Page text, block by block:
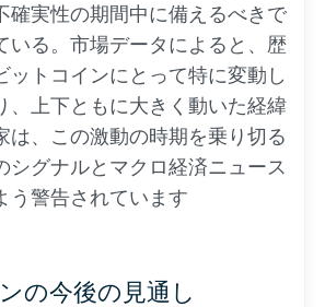
確実性の期間中に備えるべきで
いる。市場データによると、歴
ットコインにとって特に変動し
、上下ともに大きく動いた経緯
は、この激動の時期を乗り切る
シグナルとマクロ経済ニュース
う警告されています
の今後の見通し